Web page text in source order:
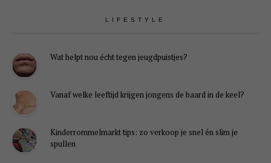
LIFESTYLE
Wat helpt nou écht tegen jeugdpuistjes?
Vanaf welke leeftijd krijgen jongens de baard in de keel?
Kinderrommelmarkt tips: zo verkoop je snel én slim je
spullen